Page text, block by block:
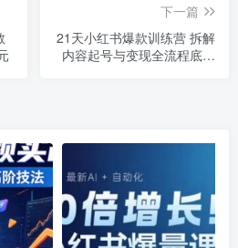
下一篇
21天小红书爆款训练营 拆解
内容起号与变现全流程底层